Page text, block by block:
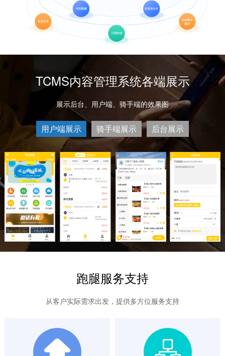
TCMS内容管理系统各端展示
展示后台、用户端、骑手端的效果图
用户端展示 骑手端展示 后台展示
跑腿服务支持
从客户实际需求出发，提供多方位服务支持